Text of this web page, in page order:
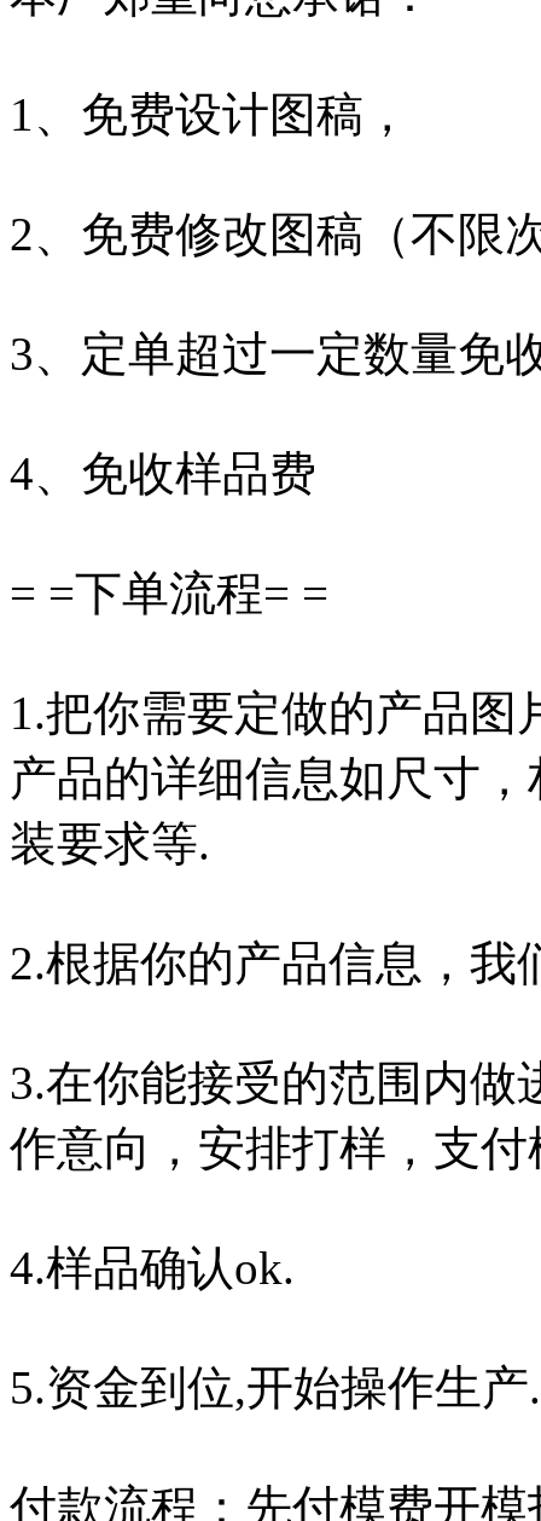
1、免费设计图稿，
2、免费修改图稿（不限
3、定单超过一定数量免
4、免收样品费
= =下单流程= =
1.把你需要定做的产品
产品的详细信息如尺寸
装要求等.
2.根据你的产品信息，
3.在你能接受的范围内
作意向，安排打样，支
4.样品确认ok.
5.资金到位,开始操作生产.
付款流程：先付模费开